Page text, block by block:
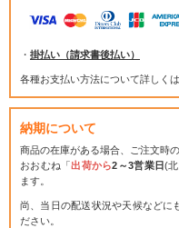
・ 掛払い（請求書後払い）
各種お支払い方法について詳しくは
納期について
商品の在庫がある場合、ご注文時
おおむね「出荷から2～3営業日(
ます。
尚、当日の配送状況や天候などに
ださい。